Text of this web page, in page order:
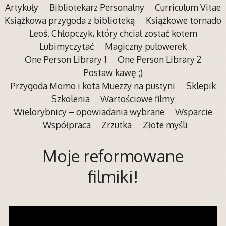
Artykuły
Bibliotekarz Personalny
Curriculum Vitae
Książkowa przygoda z biblioteką
Książkowe tornado
Leoś. Chłopczyk, który chciał zostać kotem
Lubimyczytać
Magiczny pulowerek
One Person Library 1
One Person Library 2
Postaw kawę ;)
Przygoda Momo i kota Muezzy na pustyni
Sklepik
Szkolenia
Wartościowe filmy
Wielorybnicy – opowiadania wybrane
Wsparcie
Współpraca
Zrzutka Złote myśli
Moje reformowane
filmiki!